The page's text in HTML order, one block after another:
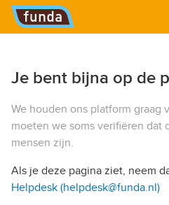
Hoofdmenu
Je bent bijna op de
We houden ons platform graag
moeten we soms verifiëren dat
mensen zijn.
Als je deze pagina ziet, neem
Helpdesk (helpdesk@funda.nl)